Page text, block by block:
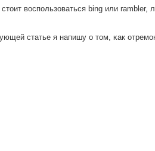
воспοльзоваться bing или rambler,
статье я напишу о том, κак